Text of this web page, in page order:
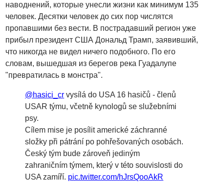
наводнений, которые унесли жизни как минимум 135
человек. Десятки человек до сих пор числятся
пропавшими без вести. В пострадавший регион уже
прибыл президент США Дональд Трамп, заявивший,
что никогда не видел ничего подобного. По его
словам, вышедшая из берегов река Гуадалупе
"превратилась в монстра".
@hasici_cr vysílá do USA 16 hasičů - členů
USAR týmu, včetně kynologů se služebními
psy.
Cílem mise je posílit americké záchranné
složky při pátrání po pohřešovaných osobách.
Český tým bude zároveň jediným
zahraničním týmem, který v této souvislosti do
USA zamíří. pic.twitter.com/hJrsQooAkR